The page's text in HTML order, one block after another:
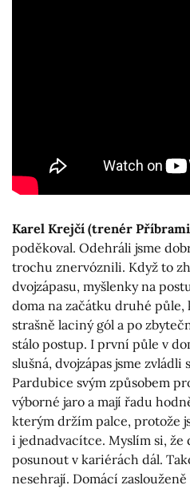
Karel Krejčí (trenér
poděkoval. Odehráli jsme
trochu znervóznili. Když to
dvojzápasu, myšlenky na
doma na začátku druhé půle,
strašně laciný gól a po
stálo postup. I první půle v
slušná, dvojzápas jsme
Pardubice svým způsobem
výborné jaro a mají řadu
kterým držím palce, protože
i jednadvacítce. Myslím si, že
posunout v kariérách dál.
nesehrají. Domácí